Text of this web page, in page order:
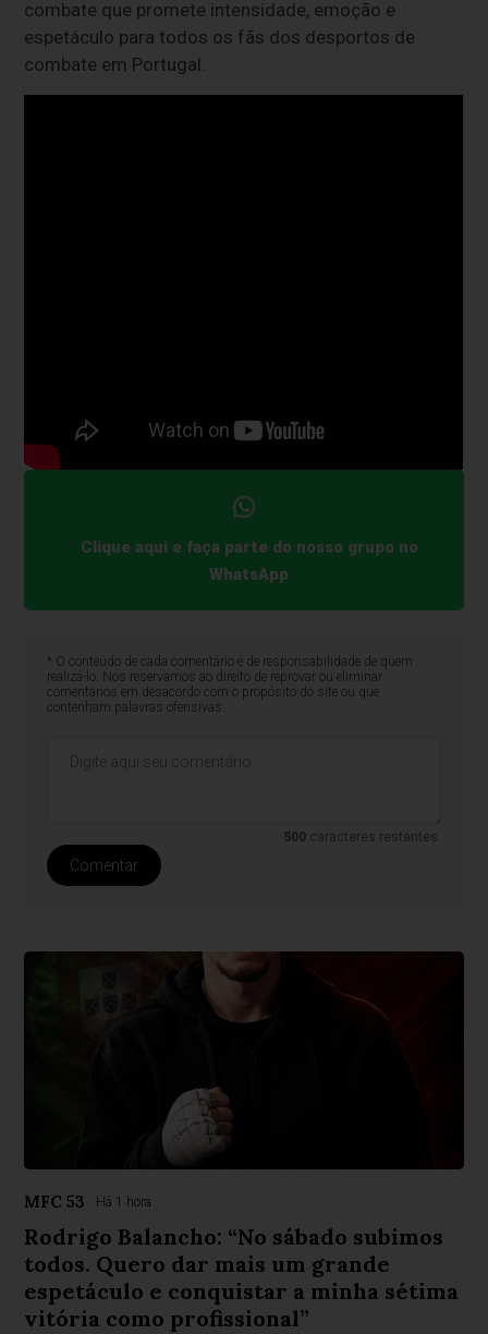
combate que promete intensidade, emoção e
espetáculo para todos os fãs dos desportos de
combate em Portugal.
Clique aqui e faça parte do nosso grupo no
WhatsApp
* O conteúdo de cada comentário é de responsabilidade de quem
realizá-lo. Nos reservamos ao direito de reprovar ou eliminar
comentários em desacordo com o propósito do site ou que
contenham palavras ofensivas.
500 caracteres restantes.
Comentar
MFC 53 Há 1 hora
Rodrigo Balancho: “No sábado subimos
todos. Quero dar mais um grande
espetáculo e conquistar a minha sétima
vitória como profissional”